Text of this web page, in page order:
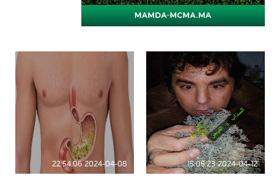
2024-04-12 15:05:23
2024-04-08 22:54:06